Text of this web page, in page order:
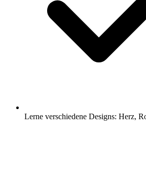
Lerne verschiedene Designs: Herz,